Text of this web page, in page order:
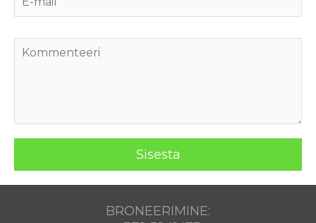
BRONEERIMINE: